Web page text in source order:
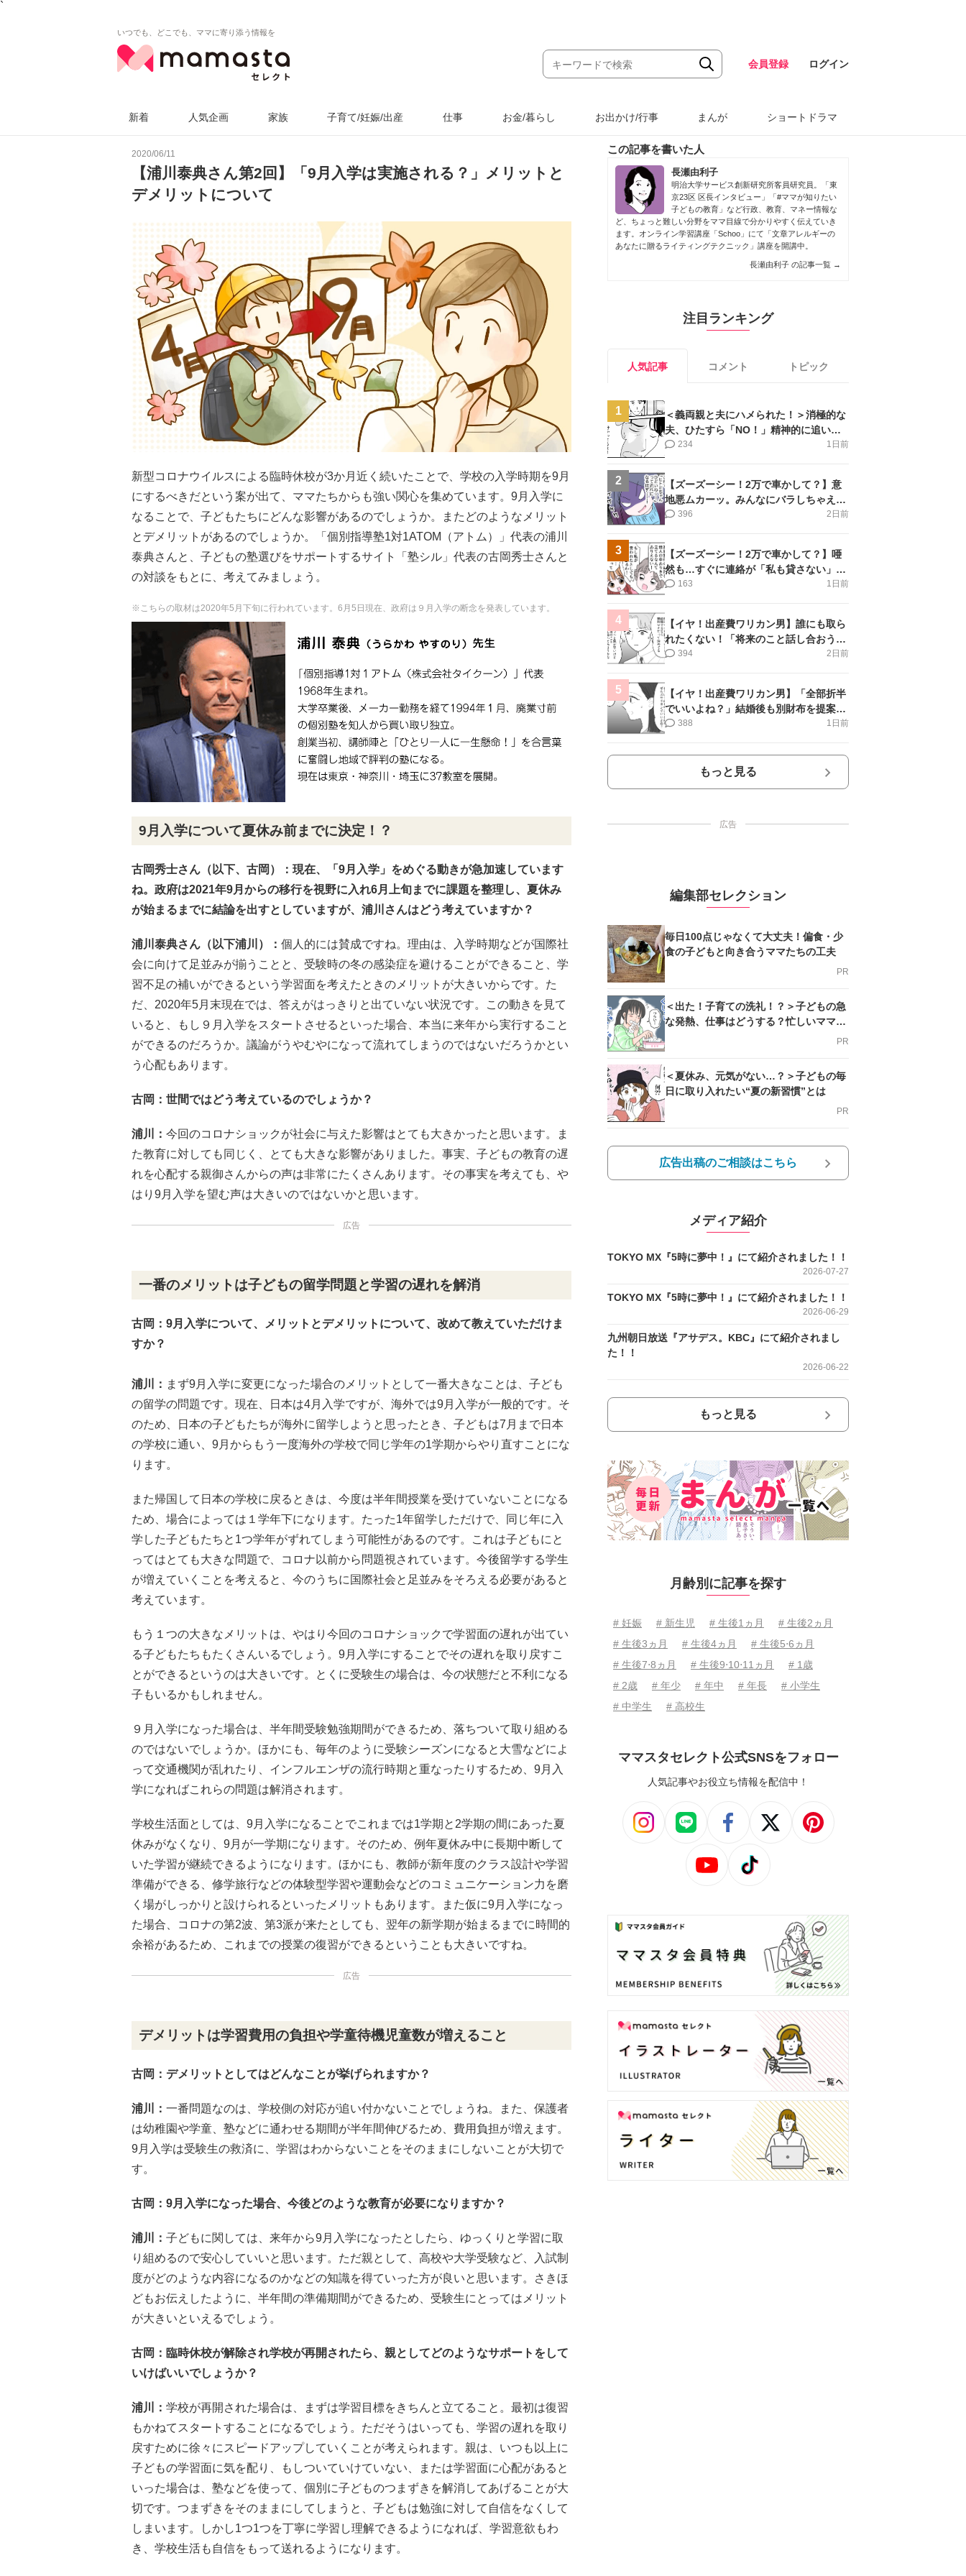
`
いつでも、どこでも、ママに寄り添う情報を
会員登録 ログイン
新着 人気企画 家族 子育て/妊娠/出産 仕事 お金/暮らし お出かけ/行事 まんが ショートドラマ
2020/06/11
【浦川泰典さん第2回】「9月入学は実施される？」メリットと
デメリットについて
新型コロナウイルスによる臨時休校が3か月近く続いたことで、学校の入学時期を9月
にするべきだという案が出て、ママたちからも強い関心を集めています。9月入学に
なることで、子どもたちにどんな影響があるのでしょうか。またどのようなメリット
とデメリットがあるのでしょうか。「個別指導塾1対1ATOM（アトム）」代表の浦川
泰典さんと、子どもの塾選びをサポートするサイト「塾シル」代表の古岡秀士さんと
の対談をもとに、考えてみましょう。
※こちらの取材は2020年5月下旬に行われています。6月5日現在、政府は９月入学の断念を発表しています。
9月入学について夏休み前までに決定！？
古岡秀士さん（以下、古岡）：現在、「9月入学」をめぐる動きが急加速しています
ね。政府は2021年9月からの移行を視野に入れ6月上旬までに課題を整理し、夏休み
が始まるまでに結論を出すとしていますが、浦川さんはどう考えていますか？
浦川泰典さん（以下浦川）： 個人的には賛成ですね。理由は、入学時期などが国際社
会に向けて足並みが揃うことと、受験時の冬の感染症を避けることができること、学
習不足の補いができるという学習面を考えたときのメリットが大きいからです。た
だ、2020年5月末現在では、答えがはっきりと出ていない状況です。この動きを見て
いると、もし９月入学をスタートさせるといった場合、本当に来年から実行すること
ができるのだろうか。議論がうやむやになって流れてしまうのではないだろうかとい
う心配もあります。
古岡：世間ではどう考えているのでしょうか？
浦川： 今回のコロナショックが社会に与えた影響はとても大きかったと思います。ま
た教育に対しても同じく、とても大きな影響がありました。事実、子どもの教育の遅
れを心配する親御さんからの声は非常にたくさんあります。その事実を考えても、や
はり9月入学を望む声は大きいのではないかと思います。
広告
一番のメリットは子どもの留学問題と学習の遅れを解消
古岡 ：9月入学について、メリットとデメリットについて、改めて教えていただけま
すか？
浦川： まず9月入学に変更になった場合のメリットとして一番大きなことは、子ども
の留学の問題です。現在、日本は4月入学ですが、海外では9月入学が一般的です。そ
のため、日本の子どもたちが海外に留学しようと思ったとき、子どもは7月まで日本
の学校に通い、9月からもう一度海外の学校で同じ学年の1学期からやり直すことにな
ります。
また帰国して日本の学校に戻るときは、今度は半年間授業を受けていないことになる
ため、場合によっては１学年下になります。たった1年留学しただけで、同じ年に入
学した子どもたちと1つ学年がずれてしまう可能性があるのです。これは子どもにと
ってはとても大きな問題で、コロナ以前から問題視されています。今後留学する学生
が増えていくことを考えると、今のうちに国際社会と足並みをそろえる必要があると
考えています。
もう１つの大きなメリットは、やはり今回のコロナショックで学習面の遅れが出てい
る子どもたちもたくさんいるでしょう。9月入学にすることでその遅れを取り戻すこ
とができるというのは大きいです。とくに受験生の場合は、今の状態だと不利になる
子もいるかもしれません。
９月入学になった場合は、半年間受験勉強期間ができるため、落ちついて取り組める
のではないでしょうか。ほかにも、毎年のように受験シーズンになると大雪などによ
って交通機関が乱れたり、インフルエンザの流行時期と重なったりするため、9月入
学になればこれらの問題は解消されます。
学校生活面としては、9月入学になることでこれまでは1学期と2学期の間にあった夏
休みがなくなり、9月が一学期になります。そのため、例年夏休み中に長期中断して
いた学習が継続できるようになります。ほかにも、教師が新年度のクラス設計や学習
準備ができる、修学旅行などの体験型学習や運動会などのコミュニケーション力を磨
く場がしっかりと設けられるといったメリットもあります。また仮に9月入学になっ
た場合、コロナの第2波、第3派が来たとしても、翌年の新学期が始まるまでに時間的
余裕があるため、これまでの授業の復習ができるということも大きいですね。
広告
デメリットは学習費用の負担や学童待機児童数が増えること
古岡 ：デメリットとしてはどんなことが挙げられますか？
浦川： 一番問題なのは、学校側の対応が追い付かないことでしょうね。また、保護者
は幼稚園や学童、塾などに通わせる期間が半年間伸びるため、費用負担が増えます。
9月入学は受験生の救済に、学習はわからないことをそのままにしないことが大切で
す。
古岡 ：9月入学になった場合、今後どのような教育が必要になりますか？
浦川： 子どもに関しては、来年から9月入学になったとしたら、ゆっくりと学習に取
り組めるので安心していいと思います。ただ親として、高校や大学受験など、入試制
度がどのような内容になるのかなどの知識を得ていった方が良いと思います。さきほ
どもお伝えしたように、半年間の準備期間ができるため、受験生にとってはメリット
が大きいといえるでしょう。
古岡 ：臨時休校が解除され学校が再開されたら、親としてどのようなサポートをして
いけばいいでしょうか？
浦川： 学校が再開された場合は、まずは学習目標をきちんと立てること。最初は復習
もかねてスタートすることになるでしょう。ただそうはいっても、学習の遅れを取り
戻すために徐々にスピードアップしていくことが考えられます。親は、いつも以上に
子どもの学習面に気を配り、もしついていけていない、または学習面に心配があると
いった場合は、塾などを使って、個別に子どものつまずきを解消してあげることが大
切です。つまずきをそのままにしてしまうと、子どもは勉強に対して自信をなくして
しまいます。しかし1つ1つを丁寧に学習し理解できるようになれば、学習意欲もわ
き、学校生活も自信をもって送れるようになります。
この記事を書いた人
長瀬由利子
明治大学サービス創新研究所客員研究員。「東
京23区 区長インタビュー」「#ママが知りたい
子どもの教育」など行政、教育、マネー情報な
ど、ちょっと難しい分野をママ目線で分かりやすく伝えていき
ます。オンライン学習講座「Schoo」にて「文章アレルギーの
あなたに贈るライティングテクニック」講座を開講中。
長瀬由利子 の記事一覧 →
注目ランキング
人気記事 コメント トピック
1
＜義両親と夫にハメられた！＞消極的な
夫、ひたすら「NO！」精神的に追い詰
められ涙【第3話まんが】
1日前
234
2
【ズーズーシー！2万で車かして？】意
地悪ムカーッ。みんなにバラしちゃえ＜
第14話＞#4コマ母道場
2日前
396
3
【ズーズーシー！2万で車かして？】唖
然も…すぐに連絡が「私も貸さない」＜
第15話＞#4コマ母道場
1日前
163
4
【イヤ！出産費ワリカン男】誰にも取ら
れたくない！「将来のこと話し合おう」
＜第9話＞#4コマ母道場
2日前
394
5
【イヤ！出産費ワリカン男】「全部折半
でいいよね？」結婚後も別財布を提案＜
第10話＞#4コマ母道場
1日前
388
もっと見る
広告
編集部セレクション
毎日100点じゃなくて大丈夫！偏食・少
食の子どもと向き合うママたちの工夫
PR
＜出た！子育ての洗礼！？＞子どもの急
な発熱、仕事はどうする？忙しいママを
PR
＜夏休み、元気がない…？＞子どもの毎
日に取り入れたい“夏の新習慣”とは
PR
広告出稿のご相談はこちら
メディア紹介
TOKYO MX『5時に夢中！』にて紹介されました！！
2026-07-27
TOKYO MX『5時に夢中！』にて紹介されました！！
2026-06-29
九州朝日放送『アサデス。KBC』にて紹介されまし
た！！
2026-06-22
もっと見る
月齢別に記事を探す
# 妊娠 # 新生児 # 生後1ヵ月
# 生後2ヵ月
# 生後3ヵ月
# 生後4ヵ月
# 生後5⋅6ヵ月
# 生後7⋅8ヵ月
# 生後9⋅10⋅11ヵ月
# 1歳
# 2歳
# 年少 # 年中 # 年長
# 小学生
# 中学生
# 高校生
ママスタセレクト公式SNSをフォロー
人気記事やお役立ち情報を配信中！